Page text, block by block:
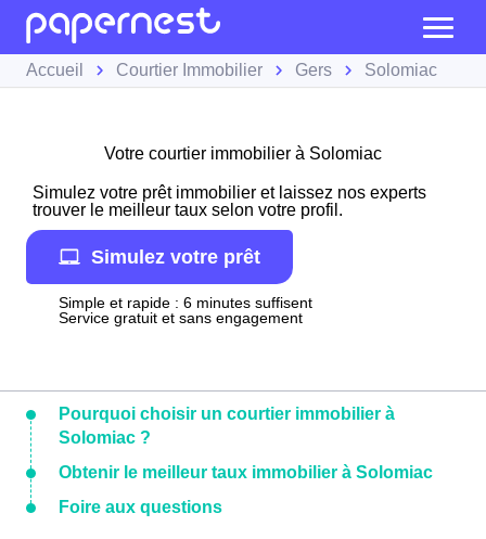
Accueil Courtier Immobilier Gers Solomiac
Votre courtier immobilier à Solomiac
Simulez votre prêt immobilier et laissez nos experts
trouver le meilleur taux selon votre profil.
Simulez votre prêt
Simple et rapide : 6 minutes suffisent
Service gratuit et sans engagement
Pourquoi choisir un courtier immobilier à
Solomiac ?
Obtenir le meilleur taux immobilier à Solomiac
Foire aux questions